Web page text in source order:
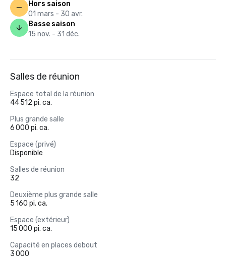
Hors saison
01 mars - 30 avr.
Basse saison
15 nov. - 31 déc.
Salles de réunion
Espace total de la réunion
44 512 pi. ca.
Plus grande salle
6 000 pi. ca.
Espace (privé)
Disponible
Salles de réunion
32
Deuxième plus grande salle
5 160 pi. ca.
Espace (extérieur)
15 000 pi. ca.
Capacité en places debout
3 000